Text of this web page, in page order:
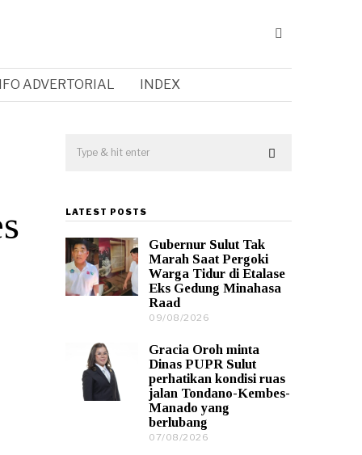
ADVERTORIAL INDEX
LATEST POSTS
Gubernur Sulut Tak
Marah Saat Pergoki
Warga Tidur di Etalase
Eks Gedung Minahasa
Raad
09/08/2026
0
8
/
2
0
Gracia Oroh minta
Dinas PUPR Sulut
perhatikan kondisi ruas
jalan Tondano-Kembes-
Manado yang
berlubang
07/08/2026